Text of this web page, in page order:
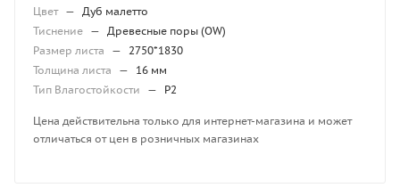
Цвет — Дуб малетто
Тиснение — Древесные поры (OW)
Размер листа
— 2750*1830
Толщина листа
—
16 мм
Тип Влагостойкости
— P2
Цена действительна только для интернет-магазина и может
отличаться от цен в розничных магазинах